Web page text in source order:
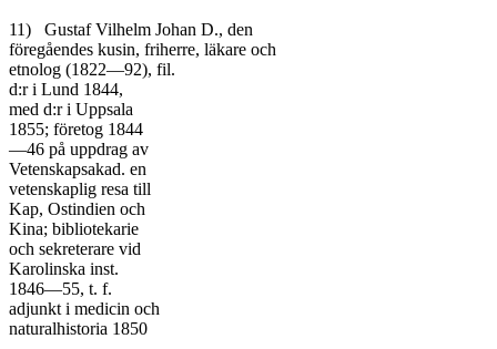
11)	Gustaf Vilhelm Johan D., den
föregåendes kusin, friherre, läkare och
etnolog (1822—92), fil.
d:r i Lund 1844,
med d:r i Uppsala
1855; företog 1844
—46 på uppdrag av
Vetenskapsakad. en
vetenskaplig resa till
Kap, Ostindien och
Kina; bibliotekarie
och sekreterare vid
Karolinska inst.
1846—55, t. f.
adjunkt i medicin och
naturalhistoria 1850